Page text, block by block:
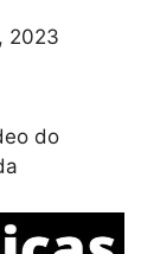
2023
do